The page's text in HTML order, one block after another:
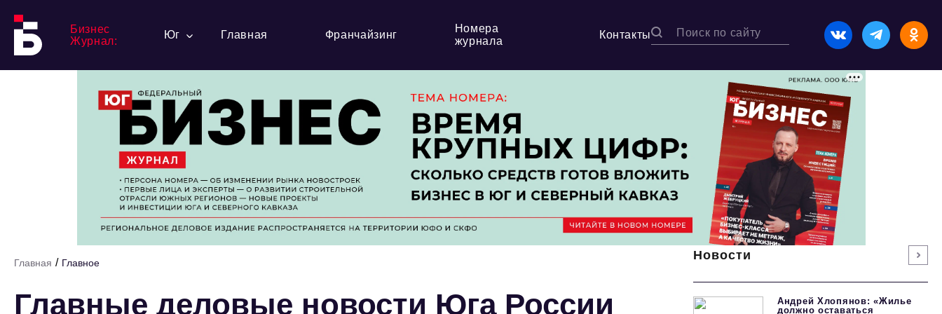
Бизнес
Журнал:
Юг Главная Франчайзинг
Номера
журнала
Контакты
Главная / Главное
Главные деловые новости Юга России
Новости
Андрей Хлопянов: «Жилье
должно оставаться